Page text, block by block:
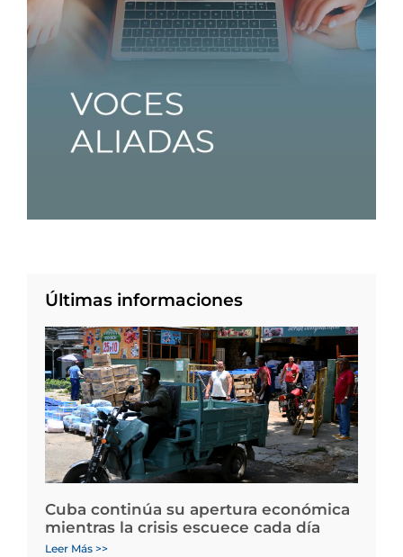
Últimas informaciones
Cuba continúa su apertura económica
mientras la crisis escuece cada día
Leer Más >>